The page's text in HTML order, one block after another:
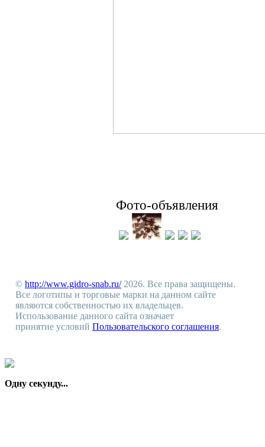
Фото-объявления
© http://www.gidro-snab.ru/2026. Все права защищены.
Все логотипы и торговые марки на данном сайте
являются собственностью их владельцев.
Использование данного сайта означает
принятие условий Пользовательского соглашения.
Одну секунду...